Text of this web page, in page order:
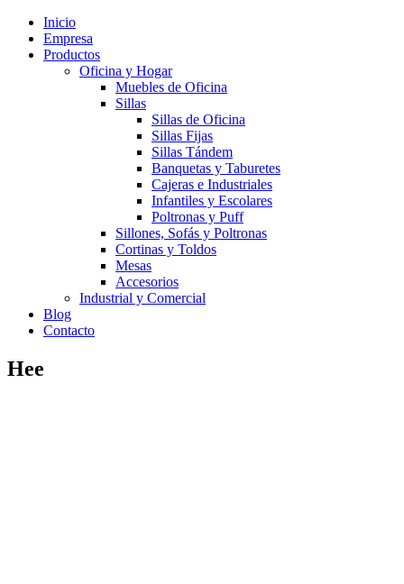
Inicio
Empresa
Productos
Oficina y Hogar
Muebles de Oficina
Sillas
Sillas de Oficina
Sillas Fijas
Sillas Tándem
Banquetas y Taburetes
Cajeras e Industriales
Infantiles y Escolares
Poltronas y Puff
Sillones, Sofás y Poltronas
Cortinas y Toldos
Mesas
Accesorios
Industrial y Comercial
Blog
Contacto
Hee